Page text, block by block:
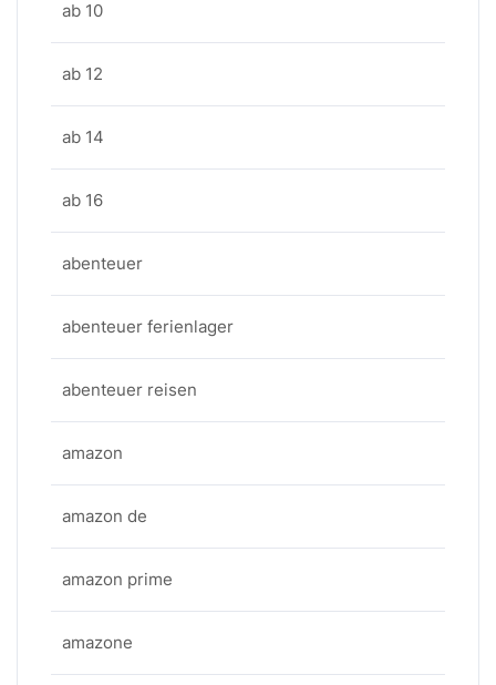
ab 10
ab 12
ab 14
ab 16
abenteuer
abenteuer ferienlager
abenteuer reisen
amazon
amazon de
amazon prime
amazone